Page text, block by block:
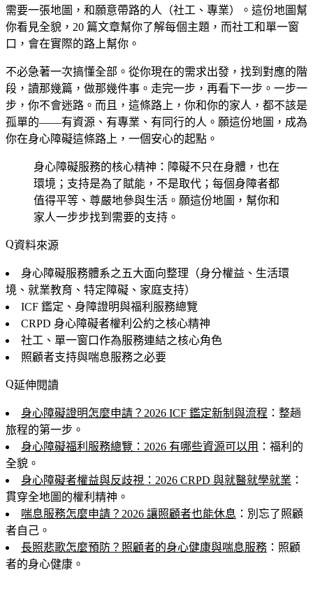
需要一張地圖，和願意帶路的人（社工、專業）。這份地圖幫
你看見全貌，20 篇文章幫你了解每個主題，而社工和單一窗
口，會在實際的路上幫你。
不必急著一次搞懂全部。從你現在的需求出發，找到對應的階
段，讀那幾篇，做那幾件事。走完一步，再看下一步。一步一
步，你不會迷路。而且，這條路上，你和你的家人，都不該是
孤單的——有資源、有專業、有同行的人。願這份地圖，成為
你在身心障礙這條路上，一個安心的起點。
身心障礙服務的核心精神：障礙不只在身體，也在
環境；支持是為了賦能，不是取代；每個身障者都
值得平等、尊嚴地參與生活。願這份地圖，幫你和
家人一步步找到需要的支持。
資料來源
身心障礙服務體系之五大面向整理（身分權益、生活環
境、就業教育、特定障礙、家庭支持）
ICF 鑑定、身障證明與福利服務總覽
CRPD 身心障礙者權利公約之核心精神
社工、單一窗口作為服務連結之核心角色
照顧者支持與喘息服務之必要
延伸閱讀
身心障礙證明怎麼申請？2026 ICF 鑑定新制與流程 ：整趟
旅程的第一步。
身心障礙福利服務總覽：2026 有哪些資源可以用 ：福利的
全貌。
身心障礙者權益與反歧視：2026 CRPD 與就醫就學就業 ：
貫穿全地圖的權利精神。
喘息服務怎麼申請？2026 讓照顧者也能休息 ：別忘了照顧
者自己。
長照悲歌怎麼預防？照顧者的身心健康與喘息服務 ：照顧
者的身心健康。